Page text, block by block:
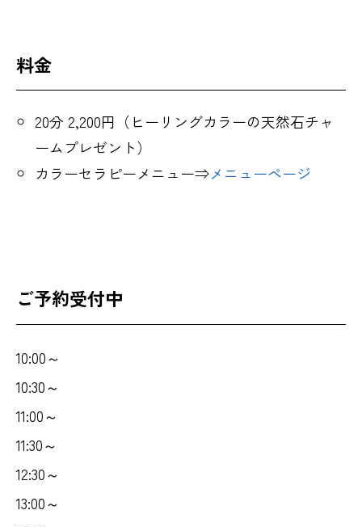
料金
20分 2,200円（ヒーリングカラーの天然石チャ
ームプレゼント）
カラーセラピーメニュー⇒メニューページ
ご予約受付中
10:00～
10:30～
11:00～
11:30～
12:30～
13:00～